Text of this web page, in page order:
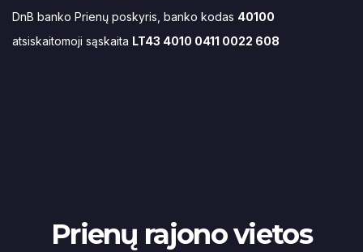
DnB banko Prienų poskyris, banko kodas 40100
atsiskaitomoji sąskaita LT43 4010 0411 0022 608
Prienų rajono vietos